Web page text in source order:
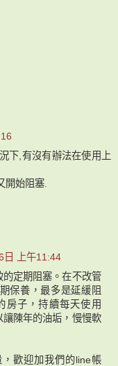
下,有沒有辦法在使用上
開始阻塞.
日 上午11:44
定期阻塞。在不改管
保養，最多是延緩阻
房子，持續每天使用
讓陳年的油垢，慢慢軟
歡迎加我們的line帳